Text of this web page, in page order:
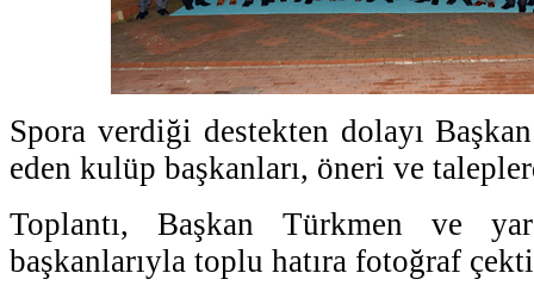
Spora verdiği destekten dolayı
eden kulüp başkanları, öneri ve
Toplantı, Başkan Türkmen ve
başkanlarıyla toplu hatıra fotoğraf